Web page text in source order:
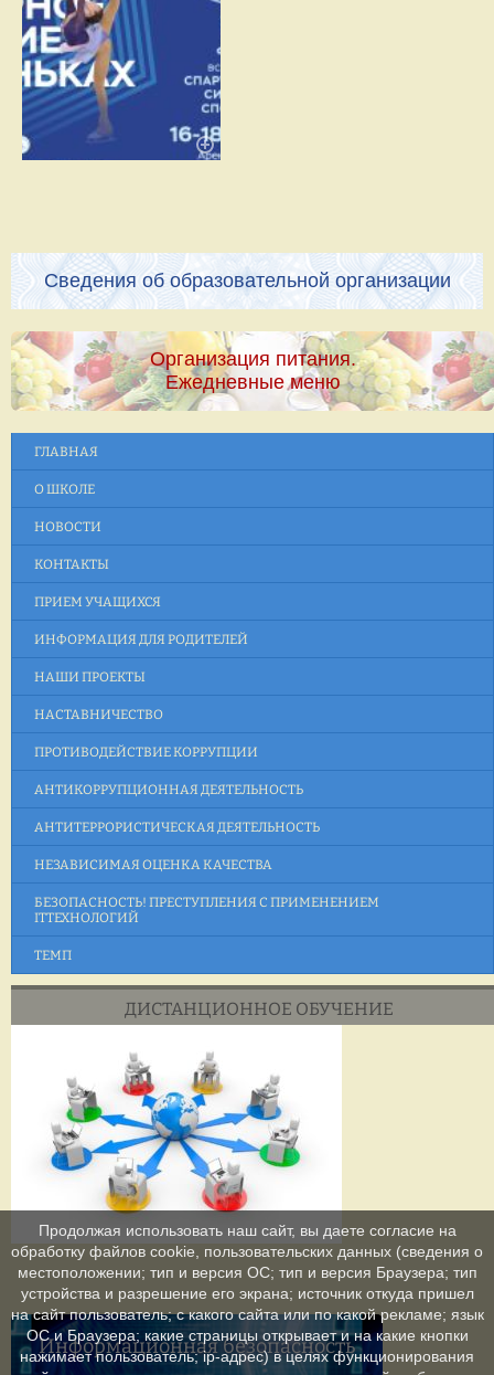
Сведения об образовательной организации
Организация питания.
Ежедневные меню
ГЛАВНАЯ
О ШКОЛЕ
НОВОСТИ
КОНТАКТЫ
ПРИЕМ УЧАЩИХСЯ
ИНФОРМАЦИЯ ДЛЯ РОДИТЕЛЕЙ
НАШИ ПРОЕКТЫ
НАСТАВНИЧЕСТВО
ПРОТИВОДЕЙСТВИЕ КОРРУПЦИИ
АНТИКОРРУПЦИОННАЯ ДЕЯТЕЛЬНОСТЬ
АНТИТЕРРОРИСТИЧЕСКАЯ ДЕЯТЕЛЬНОСТЬ
НЕЗАВИСИМАЯ ОЦЕНКА КАЧЕСТВА
БЕЗОПАСНОСТЬ! ПРЕСТУПЛЕНИЯ С ПРИМЕНЕНИЕМ
ITТЕХНОЛОГИЙ
ТЕМП
ДИСТАНЦИОННОЕ ОБУЧЕНИЕ
Информационная безопасность
Продолжая использовать наш сайт, вы даете согласие на
обработку файлов cookie, пользовательских данных (сведения о
местоположении; тип и версия ОС; тип и версия Браузера; тип
устройства и разрешение его экрана; источник откуда пришел
на сайт пользователь; с какого сайта или по какой рекламе; язык
ОС и Браузера; какие страницы открывает и на какие кнопки
нажимает пользователь; ip-адрес) в целях функционирования